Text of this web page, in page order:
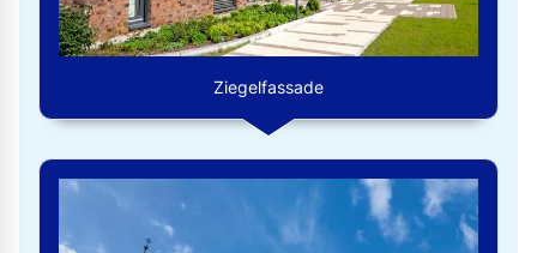
Ziegelfassade